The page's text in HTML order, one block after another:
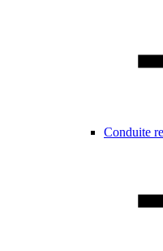
Conduite